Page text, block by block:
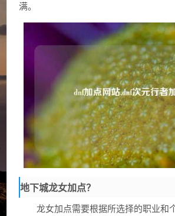
满。
地下城龙女加点？
龙女加点需要根据所选择的职业和